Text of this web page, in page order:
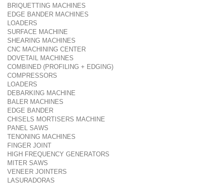
BRIQUETTING MACHINES
EDGE BANDER MACHINES
LOADERS
SURFACE MACHINE
SHEARING MACHINES
CNC MACHINING CENTER
DOVETAIL MACHINES
COMBINED (PROFILING + EDGING)
COMPRESSORS
LOADERS
DEBARKING MACHINE
BALER MACHINES
EDGE BANDER
CHISELS MORTISERS MACHINE
PANEL SAWS
TENONING MACHINES
FINGER JOINT
HIGH FREQUENCY GENERATORS
MITER SAWS
VENEER JOINTERS
LASURADORAS